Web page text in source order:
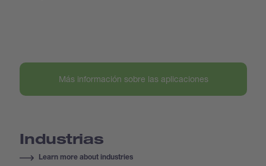
Más información sobre las aplicaciones
Industrias
Learn more about industries